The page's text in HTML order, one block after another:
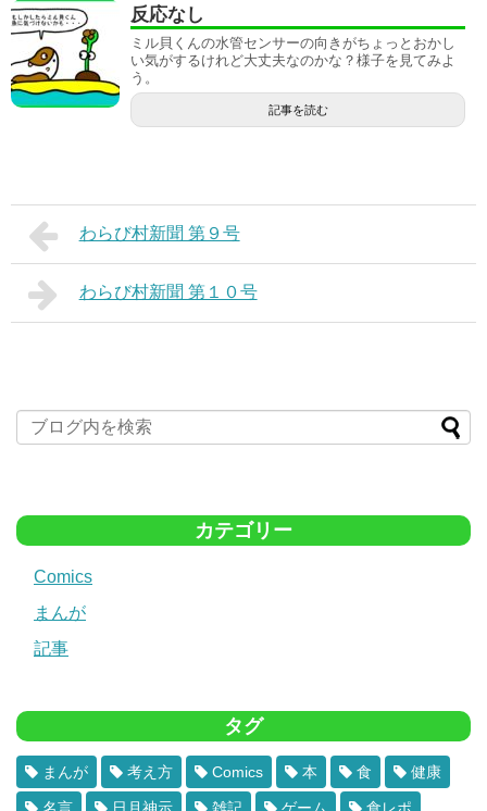
反応なし
ミル貝くんの水管センサーの向きがちょっとおかし
い気がするけれど大丈夫なのかな？様子を見てみよ
う。
記事を読む
わらび村新聞 第９号
わらび村新聞 第１０号
カテゴリー
Comics
まんが
記事
タグ
まんが 考え方 Comics 本 食 健康